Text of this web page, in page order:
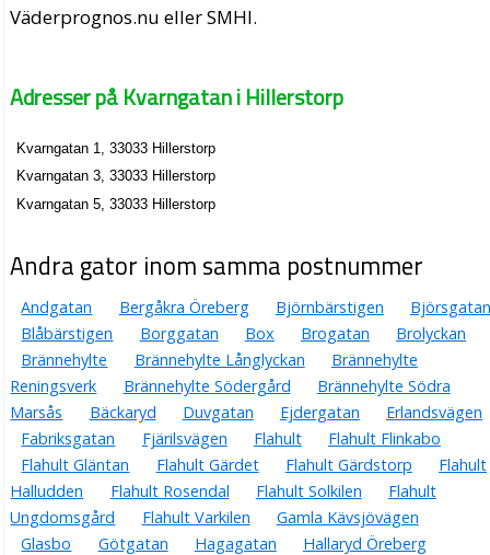
Väderprognos.nu eller SMHI.
Adresser på Kvarngatan i Hillerstorp
Kvarngatan 1, 33033 Hillerstorp
Kvarngatan 3, 33033 Hillerstorp
Kvarngatan 5, 33033 Hillerstorp
Andra gator inom samma postnummer
Andgatan Bergåkra Öreberg Björnbärstigen
Björsgatan
Blåbärstigen
Borggatan Box Brogatan
Brolyckan
Brännehylte
Brännehylte Långlyckan
Brännehylte
Reningsverk
Brännehylte Södergård
Brännehylte Södra
Marsås
Bäckaryd Duvgatan Ejdergatan
Erlandsvägen
Fabriksgatan
Fjärilsvägen Flahult
Flahult Flinkabo
Flahult Gläntan
Flahult Gärdet Flahult Gärdstorp
Flahult
Halludden
Flahult Rosendal Flahult Solkilen
Flahult
Ungdomsgård
Flahult Varkilen
Gamla Kävsjövägen
Glasbo
Götgatan Hagagatan
Hallaryd Öreberg